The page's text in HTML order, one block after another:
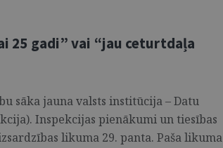
25 gadi” vai “jau ceturtdaļa
sāka jauna valsts institūcija – Datu
Inspekcijas pienākumi un tiesības
likuma 29. panta. Paša likuma